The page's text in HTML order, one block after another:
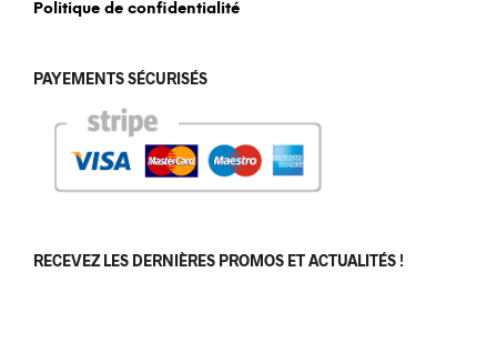
Politique de confidentialité
PAYEMENTS SÉCURISÉS
RECEVEZ LES DERNIÈRES PROMOS ET ACTUALITÉS !